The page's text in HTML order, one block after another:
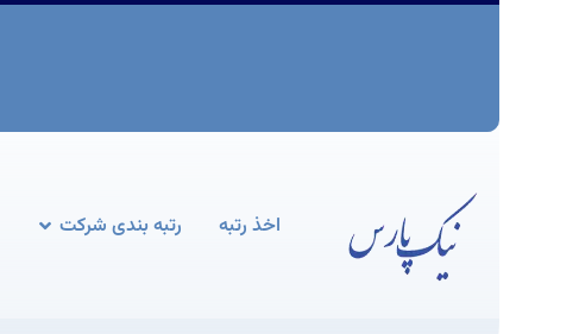
اخذ رتبه رتبه بندی شرکت